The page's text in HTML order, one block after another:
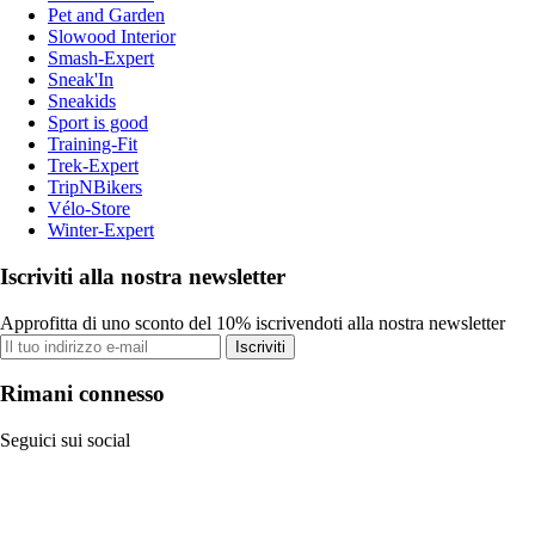
Pet and Garden
Slowood Interior
Smash-Expert
Sneak'In
Sneakids
Sport is good
Training-Fit
Trek-Expert
TripNBikers
Vélo-Store
Winter-Expert
Iscriviti alla nostra newsletter
Approfitta di uno sconto del 10% iscrivendoti alla nostra newsletter
Iscriviti
Rimani connesso
Seguici sui social